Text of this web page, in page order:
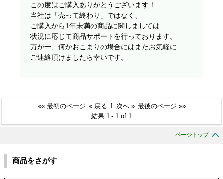
この度はご購入ありがとうございます！
当社は「売って終わり」ではなく、
ご購入から1年未満の商品に関しましては
状況に応じて商品サポートを行っております。
万が一、何かおこまりの場合にはまたお気軽に
ご連絡頂けましたら幸いです。
«« 最初のページ « 戻る 1 次へ » 最後のページ »»
結果 1 - 1 of 1
ページトップ
商品をさがす